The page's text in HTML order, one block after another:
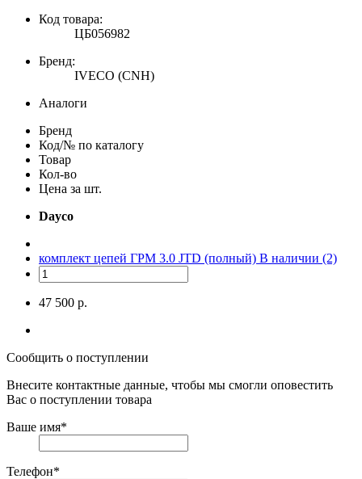
Код товара:
ЦБ056982
Бренд:
IVECO (CNH)
Аналоги
Бренд
Код/№ по каталогу
Товар
Кол-во
Цена за шт.
Dayco
комплект цепей ГРМ 3.0 JTD (полный) В наличии (2)
47 500 р.
Сообщить о поступлении
Внесите контактные данные, чтобы мы смогли оповестить
Вас о поступлении товара
Ваше имя*
Телефон*